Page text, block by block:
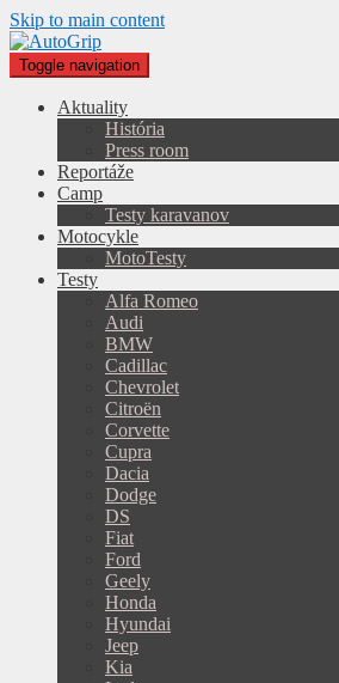
Skip to main content
Toggle navigation
Aktuality
História
Press room
Reportáže
Camp
Testy karavanov
Motocykle
MotoTesty
Testy
Alfa Romeo
Audi
BMW
Cadillac
Chevrolet
Citroën
Corvette
Cupra
Dacia
Dodge
DS
Fiat
Ford
Geely
Honda
Hyundai
Jeep
Kia